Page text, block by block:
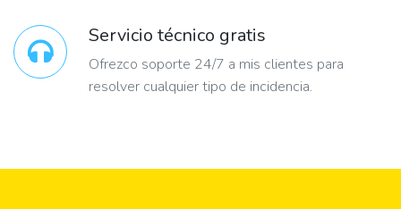
Servicio técnico gratis
Ofrezco soporte 24/7 a mis clientes para
resolver cualquier tipo de incidencia.